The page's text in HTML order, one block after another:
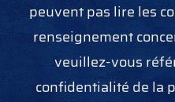
peuvent pas lire les
renseignement
veuillez-vous
confidentialité de la